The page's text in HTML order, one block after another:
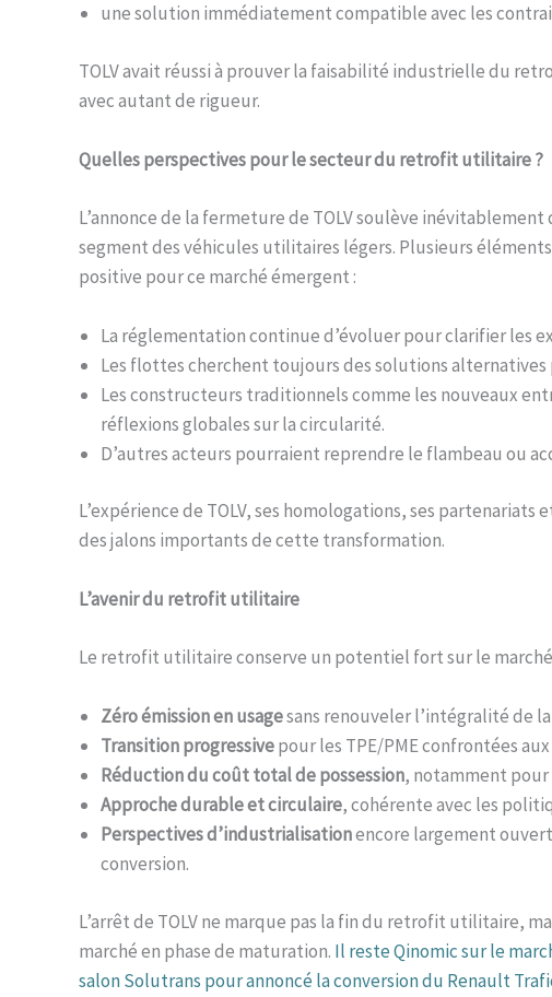
une solution immédiatement compatible avec les
TOLV avait réussi à prouver la faisabilité industrielle du
avec autant de rigueur.
Quelles perspectives pour le secteur du retrofit utilitaire ?
L’annonce de la fermeture de TOLV soulève
segment des véhicules utilitaires légers. Plusieurs
positive pour ce marché émergent :
La réglementation continue d’évoluer pour clarifier les
Les flottes cherchent toujours des solutions
Les constructeurs traditionnels comme les nouveaux
réflexions globales sur la circularité.
D’autres acteurs pourraient reprendre le flambeau ou
L’expérience de TOLV, ses homologations, ses
des jalons importants de cette transformation.
L’avenir du retrofit utilitaire
Le retrofit utilitaire conserve un potentiel fort sur le
Zéro émission en usagesans renouveler l’intégralité de
Transition progressivepour les TPE/PME confrontées aux
Réduction du coût total de possession, notamment
Approche durable et circulaire, cohérente avec les
Perspectives d’industrialisationencore largement
conversion.
L’arrêt de TOLV ne marque pas la fin du retrofit utilitaire,
marché en phase de maturation. Il reste Qinomic sur le
salon Solutrans pour annoncé la conversion du Renault